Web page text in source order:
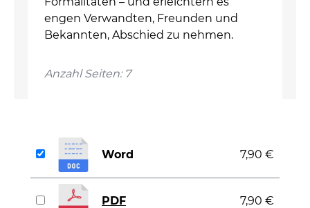
engen Verwandten, Freunden und
Bekannten, Abschied zu nehmen.
Anzahl Seiten: 7
Word 7,90 €
PDF 7,90 €